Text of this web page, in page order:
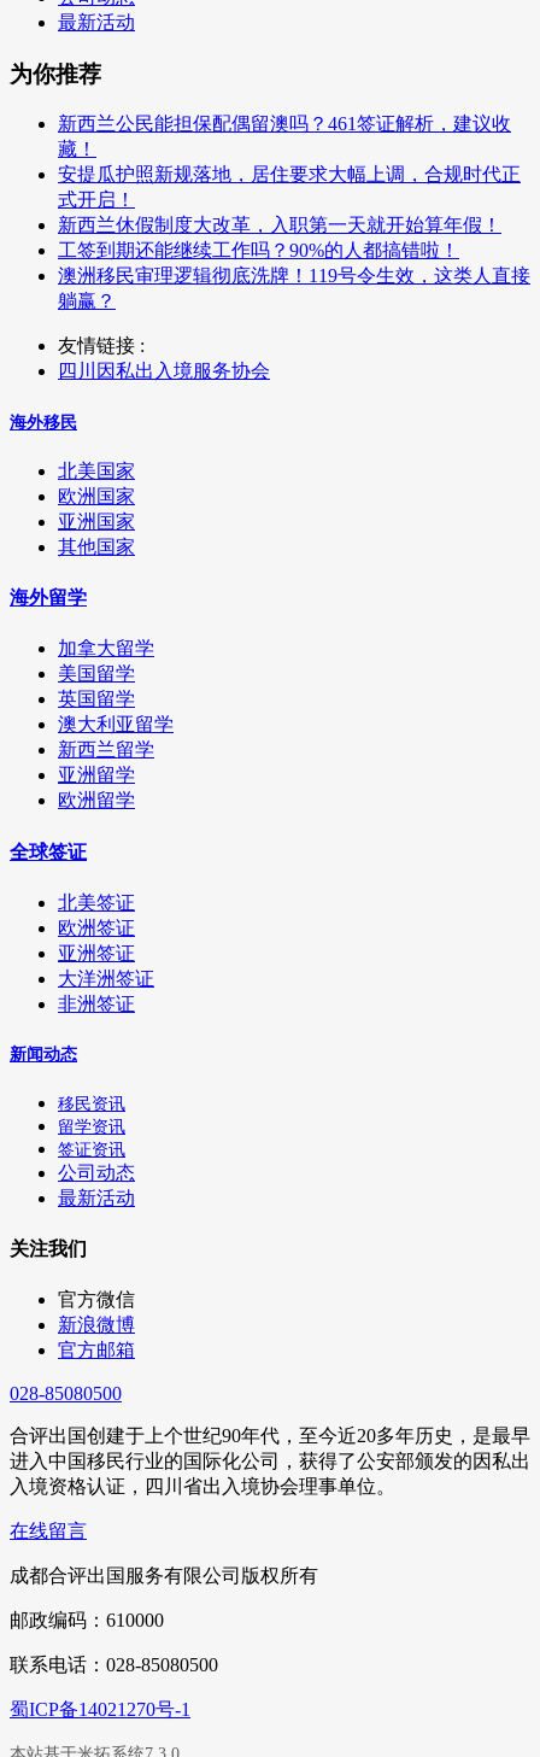
最新活动
为你推荐
新西兰公民能担保配偶留澳吗？461签证解析，建议收
藏！
安提瓜护照新规落地，居住要求大幅上调，合规时代正
式开启！
新西兰休假制度大改革，入职第一天就开始算年假！
工签到期还能继续工作吗？90%的人都搞错啦！
澳洲移民审理逻辑彻底洗牌！119号令生效，这类人直接
躺赢？
友情链接 :
四川因私出入境服务协会
海外移民
北美国家
欧洲国家
亚洲国家
其他国家
海外留学
加拿大留学
美国留学
英国留学
澳大利亚留学
新西兰留学
亚洲留学
欧洲留学
全球签证
北美签证
欧洲签证
亚洲签证
大洋洲签证
非洲签证
新闻动态
移民资讯
留学资讯
签证资讯
公司动态
最新活动
关注我们
官方微信
新浪微博
官方邮箱
028-85080500
合评出国创建于上个世纪90年代，至今近20多年历史，是最早
进入中国移民行业的国际化公司，获得了公安部颁发的因私出
入境资格认证，四川省出入境协会理事单位。
在线留言
成都合评出国服务有限公司版权所有
邮政编码：610000
联系电话：028-85080500
蜀ICP备14021270号-1